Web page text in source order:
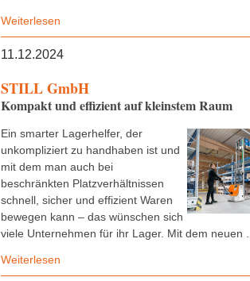
Weiterlesen
11.12.2024
STILL GmbH
Kompakt und effizient auf kleinstem Raum
Ein smarter Lagerhelfer, der
unkompliziert zu handhaben ist und
mit dem man auch bei
beschränkten Platzverhältnissen
schnell, sicher und effizient Waren
bewegen kann – das wünschen sich
viele Unternehmen für ihr Lager. Mit dem neuen ...
Weiterlesen